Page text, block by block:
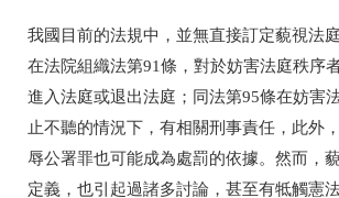
我國目前的法規中，並無直接訂定藐視法
在法院組織法第91條，對於妨害法庭秩序
進入法庭或退出法庭；同法第95條在妨害
止不聽的情況下，有相關刑事責任，此外
辱公署罪也可能成為處罰的依據。然而，
定義，也引起過諸多討論，甚至有牴觸憲法